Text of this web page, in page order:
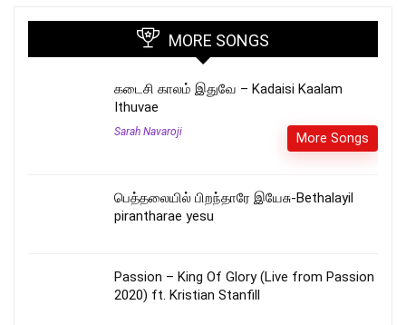
MORE SONGS
கடைசி காலம் இதுவே – Kadaisi Kaalam
Ithuvae
Sarah Navaroji More Songs
பெத்தலையில் பிறந்தாரே இயேசு-Bethalayil
pirantharae yesu
Passion – King Of Glory (Live from Passion
2020) ft. Kristian Stanfill